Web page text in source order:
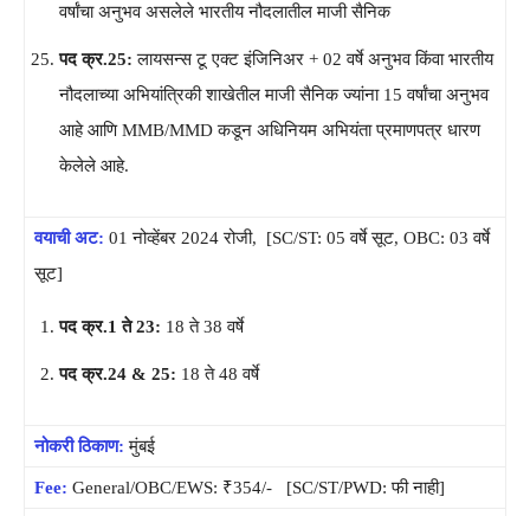
वर्षांचा अनुभव असलेले भारतीय नौदलातील माजी सैनिक
पद क्र.25:लायसन्स टू एक्ट इंजिनिअर + 02 वर्षे अनुभव किंवा भारतीय
नौदलाच्या अभियांत्रिकी शाखेतील माजी सैनिक ज्यांना 15 वर्षांचा अनुभव
आहे आणि MMB/MMD कडून अधिनियम अभियंता प्रमाणपत्र धारण
केलेले आहे.
वयाची अट: 01 नोव्हेंबर 2024 रोजी, [SC/ST: 05 वर्षे सूट, OBC: 03 वर्षे
सूट]
पद क्र.1 ते 23: 18 ते 38 वर्षे
पद क्र.24 & 25: 18 ते 48 वर्षे
नोकरी ठिकाण: मुंबई
Fee: General/OBC/EWS: ₹354/- [SC/ST/PWD: फी नाही]